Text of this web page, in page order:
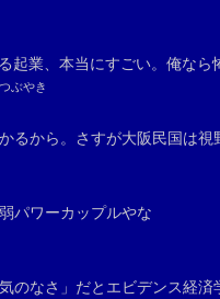
起業、本当にすごい。俺な
つぶやき
るから。さすが大阪民国は視
パワーカップルやな
のなさ」だとエビデンス経